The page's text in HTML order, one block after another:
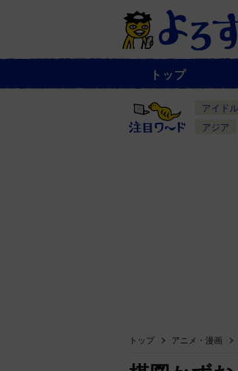
ュ
一
覧
トップ
アイドル
アジア
トップ アニメ・漫画